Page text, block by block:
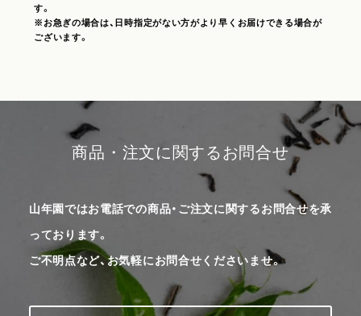
す。
※お急ぎの場合は、日時指定がない方がより早くお届けできる場合が
ございます。
商品・注文に関するお問合せ
山年園ではお電話での商品・ご注文に関するお問合せを承
っております。
ご不明点など、お気軽にお問合せくださいませ。